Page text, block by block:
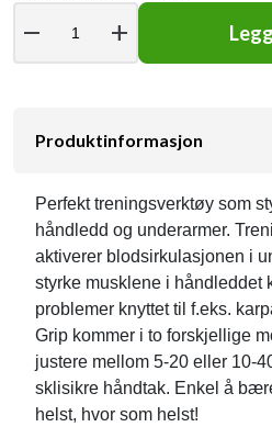
remove add
Produktinformasjon
Perfekt treningsverktøy som
håndledd og underarmer.
aktiverer blodsirkulasjonen i
styrke musklene i håndleddet
problemer knyttet til f.eks.
Grip kommer i to forskjellige
justere mellom 5-20 eller 10-
sklisikre håndtak. Enkel å
helst, hvor som helst!